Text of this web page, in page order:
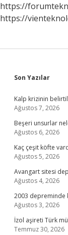
https://
https://
Son Yazılar
Kalp krizinin
Ağustos 7, 2026
Beşeri unsurlar
Ağustos 6, 2026
Kaç çeşit köfte
Ağustos 5, 2026
Avangart sitesi
Ağustos 4, 2026
2003 depreminde
Ağustos 3, 2026
İzol aşireti Türk
Temmuz 30, 2026